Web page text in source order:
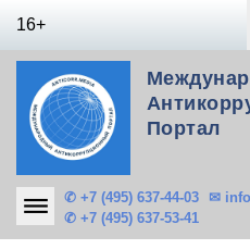
16+
Портал
✆ +7 (495) 637-44-03
✆ +7 (495) 637-53-41
✉